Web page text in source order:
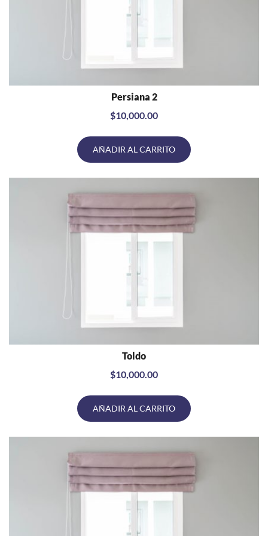
VISTA RÁPIDA
Persiana 2
$10,000.00
AÑADIR AL CARRITO
VISTA RÁPIDA
Toldo
$10,000.00
AÑADIR AL CARRITO